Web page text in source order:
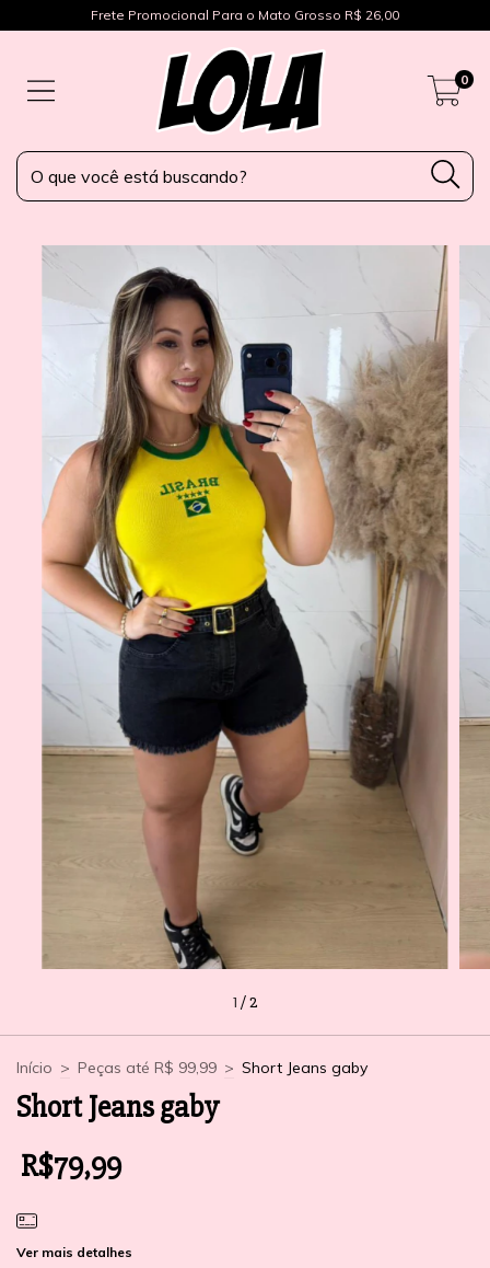
Frete Promocional Para o Mato Grosso R$ 26,00
0
1 /2
Início > Peças até R$ 99,99 > Short Jeans gaby
Short Jeans gaby
R$79,99
Ver mais detalhes